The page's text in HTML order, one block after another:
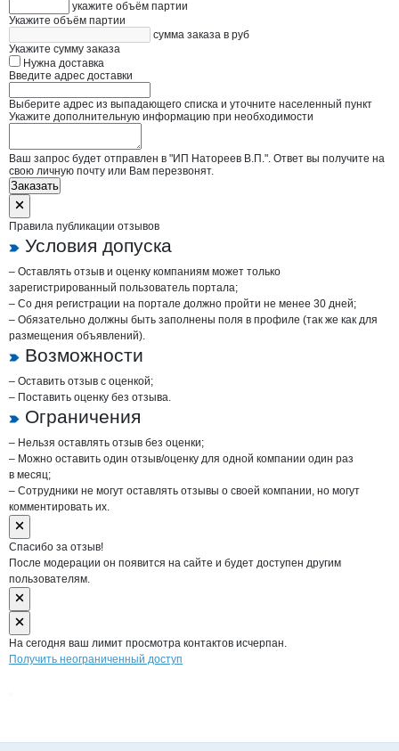
укажите объём партии
Укажите объём партии
сумма заказа в руб
Укажите сумму заказа
Нужна доставка
Введите адрес доставки
Выберите адрес из выпадающего списка и уточните населенный пункт
Укажите дополнительную информацию при необходимости
Ваш запрос будет отправлен в "ИП Натореев В.П.". Ответ вы получите на
свою личную почту или Вам перезвонят.
Заказать
Правила публикации отзывов
Условия допуска
– Оставлять отзыв и оценку компаниям может только
зарегистрированный пользователь портала;
– Со дня регистрации на портале должно пройти не менее 30 дней;
– Обязательно должны быть заполнены поля в профиле (так же как для
размещения объявлений).
Возможности
– Оставить отзыв с оценкой;
– Поставить оценку без отзыва.
Ограничения
– Нельзя оставлять отзыв без оценки;
– Можно оставить один отзыв/оценку для одной компании один раз
в месяц;
– Сотрудники не могут оставлять отзывы о своей компании, но могут
комментировать их.
Спасибо за отзыв!
После модерации он появится на сайте и будет доступен другим
пользователям.
На сегодня ваш лимит просмотра контактов исчерпан.
Получить неограниченный доступ